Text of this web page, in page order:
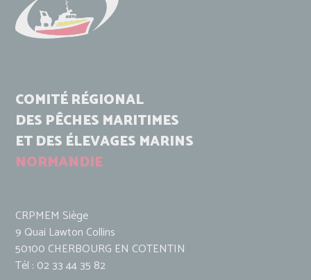
COMITÉ RÉGIONAL
DES PÊCHES MARITIMES
ET DES ÉLEVAGES MARINS
NORMANDIE
CRPMEM Siège
9 Quai Lawton Collins
50100 CHERBOURG EN COTENTIN
Tél : 02 33 44 35 82